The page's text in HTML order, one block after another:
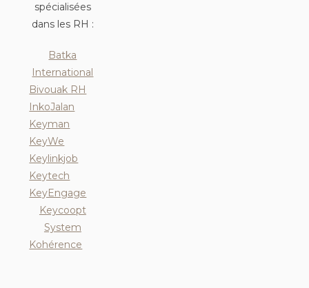
spécialisées
dans les RH :
Batka
International
Bivouak RH
InkoJalan
Keyman
KeyWe
Keylinkjob
Keytech
KeyEngage
Keycoopt
System
Kohérence